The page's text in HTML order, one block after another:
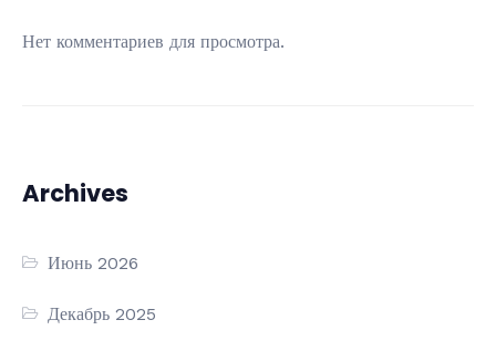
Нет комментариев для просмотра.
Archives
Июнь 2026
Декабрь 2025